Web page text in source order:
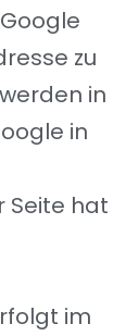
zu
in
in
Seite hat
im